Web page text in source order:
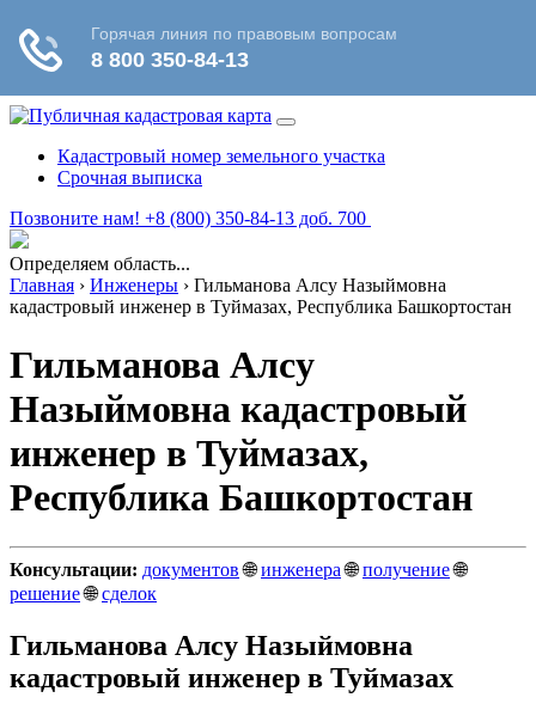
Кадастровый номер земельного участка
Срочная выписка
Позвоните нам! +8 (800) 350-84-13 доб. 700
Определяем область...
Главная › Инженеры › Гильманова Алсу Назыймовна
кадастровый инженер в Туймазах, Республика Башкортостан
Гильманова Алсу
Назыймовна кадастровый
инженер в Туймазах,
Республика Башкортостан
Консультации: документов🌐инженера🌐получение🌐
решение🌐сделок
Гильманова Алсу Назыймовна
кадастровый инженер в Туймазах